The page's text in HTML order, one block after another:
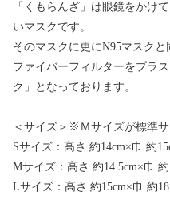
「くもらんざ」は眼鏡をかけ
いマスクです。
そのマスクに更にN95マスク
ファイバーフィルターをプラ
ク」となっております。
＜サイズ＞※Ｍサイズが標準サ
Sサイズ：高さ 約14cm×巾 約
Mサイズ：高さ 約14.5cm×巾 約
Lサイズ：高さ 約15cm×巾 約